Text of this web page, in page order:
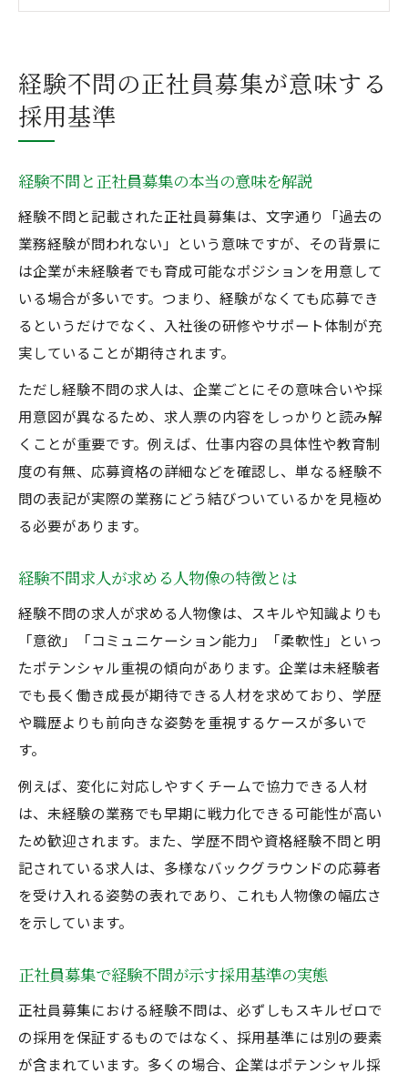
未経験歓迎と経験不問求人の違いを知る
未経験者も安心できる正社員募集の選び方
経験不問正社員募集で確認したい安心ポイ
ント
研修制度やサポート体制がある求人の見極
め方
経験不問求人を選ぶ際の信頼できる判断基
準
正社員募集で未経験が安心できるポイント
とは
学歴や資格が不問な求人へ応募する前の確認点
学歴不問や資格経験不問求人の見極め方
正社員募集で学歴や資格が不問な意味を知
る
経験不問と学歴不問の違いを理解するポイ
とは
資格経験不問の正社員募集の注意点まとめ
経験不問求人の真意と応募時の注意点
経験不問求人が示す本当の意味と注意点
経験不問求人に応募する前の重要な確認事
項
経験不問求人でよくある誤解と応募時の対
策
正社員募集の経験不問が嘘と感じる理由と
初めて転職するなら経験不問の求人が狙い目
転職初心者に経験不問正社員募集がおすす
めな理由
未経験からの転職で経験不問求人を選ぶポ
経験不問の正社員募集が意味する
採用基準
経験不問と正社員募集の本当の意味を解説
経験不問と記載された正社員募集は、文字通り「過去の
業務経験が問われない」という意味ですが、その背景に
は企業が未経験者でも育成可能なポジションを用意して
いる場合が多いです。つまり、経験がなくても応募でき
るというだけでなく、入社後の研修やサポート体制が充
実していることが期待されます。
ただし経験不問の求人は、企業ごとにその意味合いや採
用意図が異なるため、求人票の内容をしっかりと読み解
くことが重要です。例えば、仕事内容の具体性や教育制
度の有無、応募資格の詳細などを確認し、単なる経験不
問の表記が実際の業務にどう結びついているかを見極め
る必要があります。
経験不問求人が求める人物像の特徴とは
経験不問の求人が求める人物像は、スキルや知識よりも
「意欲」「コミュニケーション能力」「柔軟性」といっ
たポテンシャル重視の傾向があります。企業は未経験者
でも長く働き成長が期待できる人材を求めており、学歴
や職歴よりも前向きな姿勢を重視するケースが多いで
す。
例えば、変化に対応しやすくチームで協力できる人材
は、未経験の業務でも早期に戦力化できる可能性が高い
ため歓迎されます。また、学歴不問や資格経験不問と明
記されている求人は、多様なバックグラウンドの応募者
を受け入れる姿勢の表れであり、これも人物像の幅広さ
を示しています。
正社員募集で経験不問が示す採用基準の実態
正社員募集における経験不問は、必ずしもスキルゼロで
の採用を保証するものではなく、採用基準には別の要素
が含まれています。多くの場合、企業はポテンシャル採